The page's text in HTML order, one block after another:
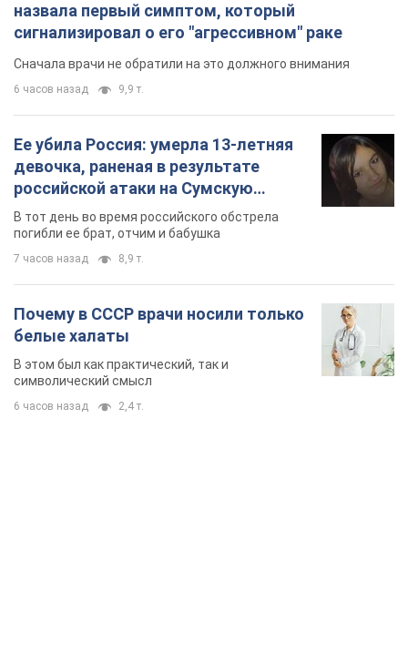
назвала первый симптом, который
сигнализировал о его "агрессивном" раке
Сначала врачи не обратили на это должного внимания
6 часов назад 9,9 т.
Ее убила Россия: умерла 13-летняя
девочка, раненая в результате
российской атаки на Сумскую
область. Фото
В тот день во время российского обстрела
погибли ее брат, отчим и бабушка
7 часов назад 8,9 т.
Почему в СССР врачи носили только
белые халаты
В этом был как практический, так и
символический смысл
6 часов назад 2,4 т.